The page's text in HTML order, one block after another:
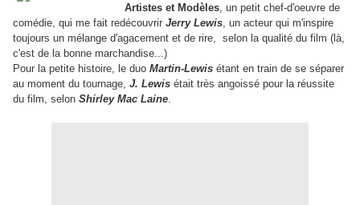
Artistes et Modèles, un petit chef-d'oeuvre de
comédie, qui me fait redécouvrir Jerry Lewis, un acteur qui m'inspire
toujours un mélange d'agacement et de rire, selon la qualité du film (là,
c'est de la bonne marchandise...)
Pour la petite histoire, le duo Martin-Lewis étant en train de se séparer
au moment du tournage, J. Lewis était très angoissé pour la réussite
du film, selon Shirley Mac Laine.